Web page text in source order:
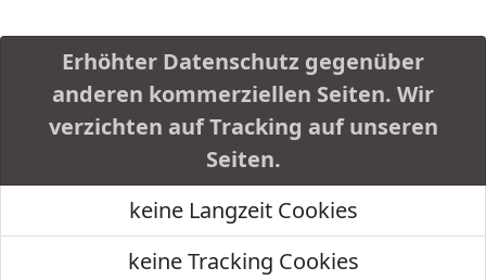
Erhöhter Datenschutz gegenüber
anderen kommerziellen Seiten. Wir
verzichten auf Tracking auf unseren
Seiten.
keine Langzeit Cookies
keine Tracking Cookies